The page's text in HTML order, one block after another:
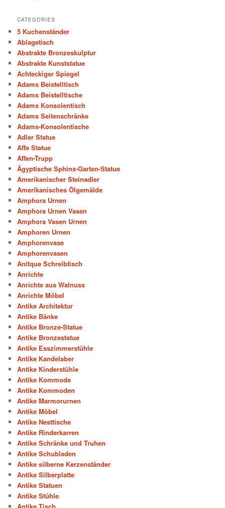
CATEGORIES
5 Kuchenständer
Ablagetisch
Abstrakte Bronzeskulptur
Abstrakte Kunststatue
Achteckiger Spiegel
Adams Beistelltisch
Adams Beistelltische
Adams Konsolentisch
Adams Seitenschränke
Adams-Konsolentische
Adler Statue
Affe Statue
Affen-Trupp
Ägyptische Sphinx-Garten-Statue
Amerikanischer Steinadler
Amerikanisches Ölgemälde
Amphora Urnen
Amphora Urnen Vasen
Amphora Vasen Urnen
Amphoren Urnen
Amphorenvase
Amphorenvasen
Anitque Schreibtisch
Anrichte
Anrichte aus Walnuss
Anrichte Möbel
Antike Architektur
Antike Bänke
Antike Bronze-Statue
Antike Bronzestatue
Antike Esszimmerstühle
Antike Kandelaber
Antike Kinderstühle
Antike Kommode
Antike Kommoden
Antike Marmorurnen
Antike Möbel
Antike Nesttische
Antike Rinderkarren
Antike Schränke und Truhen
Antike Schubladen
Antike silberne Kerzenständer
Antike Silberplatte
Antike Statuen
Antike Stühle